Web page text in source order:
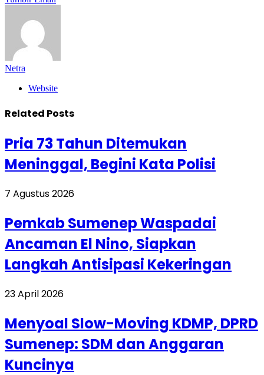
Netra
Website
Related Posts
Pria 73 Tahun Ditemukan
Meninggal, Begini Kata Polisi
7 Agustus 2026
Pemkab Sumenep Waspadai
Ancaman El Nino, Siapkan
Langkah Antisipasi Kekeringan
23 April 2026
Menyoal Slow-Moving KDMP, DPRD
Sumenep: SDM dan Anggaran
Kuncinya